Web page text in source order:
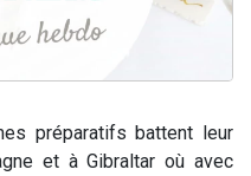
préparatifs battent leur
et à Gibraltar où avec